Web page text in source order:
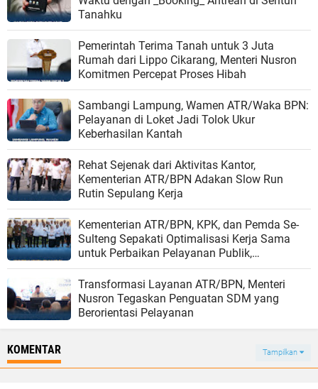
Tanahku
Pemerintah Terima Tanah untuk 3 Juta
Rumah dari Lippo Cikarang, Menteri Nusron
Komitmen Percepat Proses Hibah
Sambangi Lampung, Wamen ATR/Waka BPN:
Pelayanan di Loket Jadi Tolok Ukur
Keberhasilan Kantah
Rehat Sejenak dari Aktivitas Kantor,
Kementerian ATR/BPN Adakan Slow Run
Rutin Sepulang Kerja
Kementerian ATR/BPN, KPK, dan Pemda Se-
Sulteng Sepakati Optimalisasi Kerja Sama
untuk Perbaikan Pelayanan Publik,
Pengelolaan Aset, dan Pendapatan Daerah
Transformasi Layanan ATR/BPN, Menteri
Nusron Tegaskan Penguatan SDM yang
Berorientasi Pelayanan
KOMENTAR Tampilkan